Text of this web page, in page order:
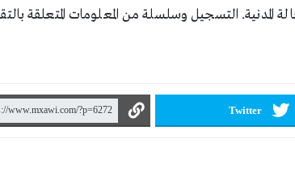
التسجيل وسلسلة من المعلومات المتعلقة
Twitter